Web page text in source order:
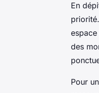
En
des
Pour